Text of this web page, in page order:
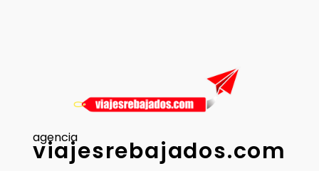
agencia
viajesrebajados.com